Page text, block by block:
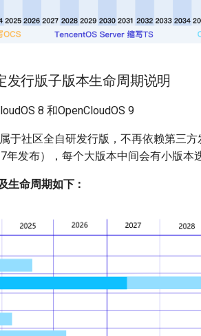
发行版子版本生命周期说明
8 和OpenCloudOS 9
于社区全自研发行版，不再依赖第三
发布），每个大版本中间会有小版本
生命周期如下：